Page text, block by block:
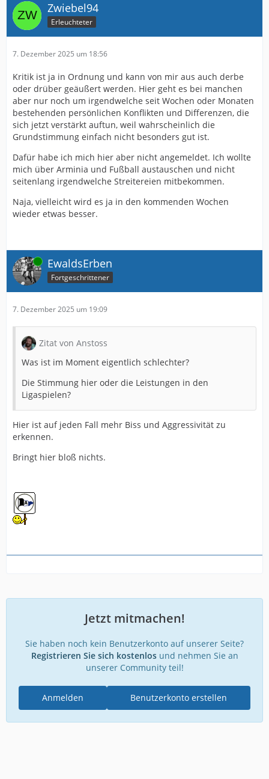
Zwiebel94
Erleuchteter
7. Dezember 2025 um 18:56
Kritik ist ja in Ordnung und kann von mir aus auch derbe
oder drüber geäußert werden. Hier geht es bei manchen
aber nur noch um irgendwelche seit Wochen oder Monaten
bestehenden persönlichen Konflikten und Differenzen, die
sich jetzt verstärkt auftun, weil wahrscheinlich die
Grundstimmung einfach nicht besonders gut ist.
Dafür habe ich mich hier aber nicht angemeldet. Ich wollte
mich über Arminia und Fußball austauschen und nicht
seitenlang irgendwelche Streitereien mitbekommen.
Naja, vielleicht wird es ja in den kommenden Wochen
wieder etwas besser.
Online EwaldsErben
Fortgeschrittener
7. Dezember 2025 um 19:09
Zitat von Anstoss
Was ist im Moment eigentlich schlechter?
Die Stimmung hier oder die Leistungen in den
Ligaspielen?
Hier ist auf jeden Fall mehr Biss und Aggressivität zu
erkennen.
Bringt hier bloß nichts.
Jetzt mitmachen!
Sie haben noch kein Benutzerkonto auf unserer Seite?
Registrieren Sie sich kostenlosund nehmen Sie an
unserer Community teil!
Benutzerkonto erstellen
Anmelden